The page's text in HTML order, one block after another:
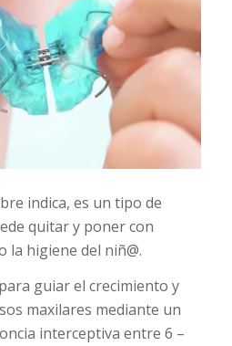
indica, es un tipo de
quitar y poner con
la higiene del niñ@.
guiar el crecimiento y
maxilares mediante un
interceptiva entre 6 –